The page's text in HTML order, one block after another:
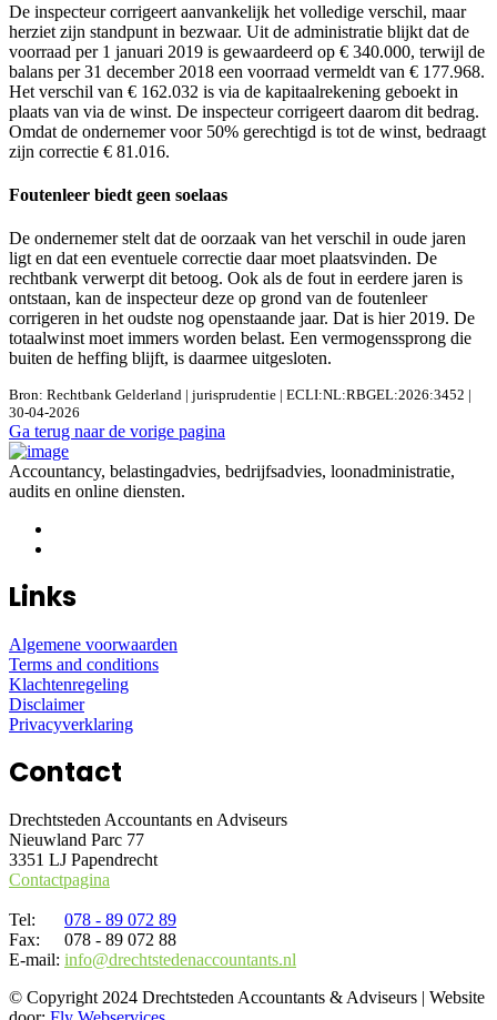
De inspecteur corrigeert aanvankelijk het volledige verschil, maar
herziet zijn standpunt in bezwaar. Uit de administratie blijkt dat de
voorraad per 1 januari 2019 is gewaardeerd op € 340.000, terwijl de
balans per 31 december 2018 een voorraad vermeldt van € 177.968.
Het verschil van € 162.032 is via de kapitaalrekening geboekt in
plaats van via de winst. De inspecteur corrigeert daarom dit bedrag.
Omdat de ondernemer voor 50% gerechtigd is tot de winst, bedraagt
zijn correctie € 81.016.
Foutenleer biedt geen soelaas
De ondernemer stelt dat de oorzaak van het verschil in oude jaren
ligt en dat een eventuele correctie daar moet plaatsvinden. De
rechtbank verwerpt dit betoog. Ook als de fout in eerdere jaren is
ontstaan, kan de inspecteur deze op grond van de foutenleer
corrigeren in het oudste nog openstaande jaar. Dat is hier 2019. De
totaalwinst moet immers worden belast. Een vermogenssprong die
buiten de heffing blijft, is daarmee uitgesloten.
Bron: Rechtbank Gelderland | jurisprudentie | ECLI:NL:RBGEL:2026:3452 |
30-04-2026
Ga terug naar de vorige pagina
Accountancy, belastingadvies, bedrijfsadvies, loonadministratie,
audits en online diensten.
Links
Algemene voorwaarden
Terms and conditions
Klachtenregeling
Disclaimer
Privacyverklaring
Contact
Drechtsteden Accountants en Adviseurs
Nieuwland Parc 77
3351 LJ Papendrecht
Contactpagina
Tel:
078 - 89 072 89
Fax:
078 - 89 072 88
E-mail: info@drechtstedenaccountants.nl
© Copyright 2024 Drechtsteden Accountants & Adviseurs | Website